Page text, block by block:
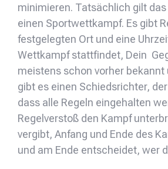
minimieren. Tatsächlich gilt
einen Sportwettkampf. Es gibt
festgelegten Ort und eine
Wettkampf stattfindet, Dein
meistens schon vorher bekannt
gibt es einen Schiedsrichter,
dass alle Regeln eingehalten
Regelverstoß den Kampf
vergibt, Anfang und Ende des
und am Ende entscheidet, wer